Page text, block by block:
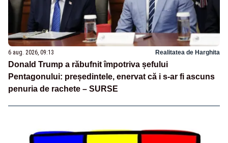
6 aug. 2026, 09:13 Realitatea de Harghita
Donald Trump a răbufnit împotriva șefului
Pentagonului: președintele, enervat că i s-ar fi ascuns
penuria de rachete – SURSE